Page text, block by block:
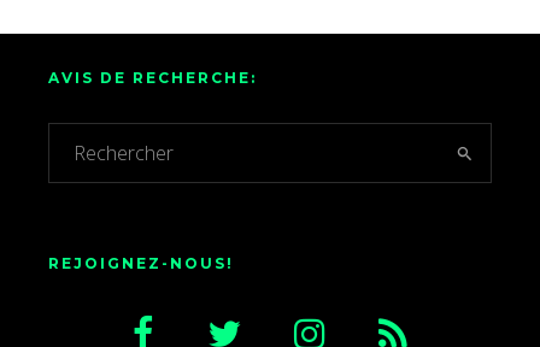
AVIS DE RECHERCHE:
REJOIGNEZ-NOUS!